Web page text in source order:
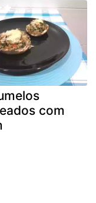
com